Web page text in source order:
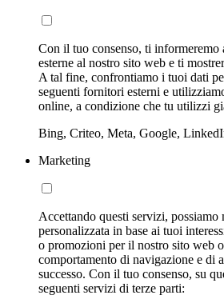
Con il tuo consenso, ti informeremo
esterne al nostro sito web e ti
A tal fine, confrontiamo i tuoi dati
seguenti fornitori esterni e
online, a condizione che tu utilizzi
Bing, Criteo, Meta, Google,
Marketing
Accettando questi servizi, possiamo
personalizzata in base ai tuoi
o promozioni per il nostro sito web
comportamento di navigazione e di
successo. Con il tuo consenso, su
seguenti servizi di terze parti: